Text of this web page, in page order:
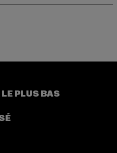
page:channel:
PLUS BAS